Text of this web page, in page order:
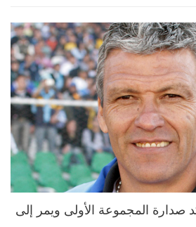
صدارة المجموعة الأولى ويمر إلى